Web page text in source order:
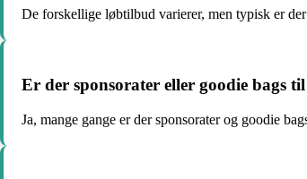
De forskellige løbtilbud varierer, men typisk er
Er der sponsorater eller goodie bags
Ja, mange gange er der sponsorater og goodie